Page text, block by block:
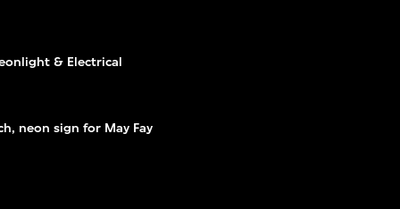
& Electrical
neon sign for May Fay